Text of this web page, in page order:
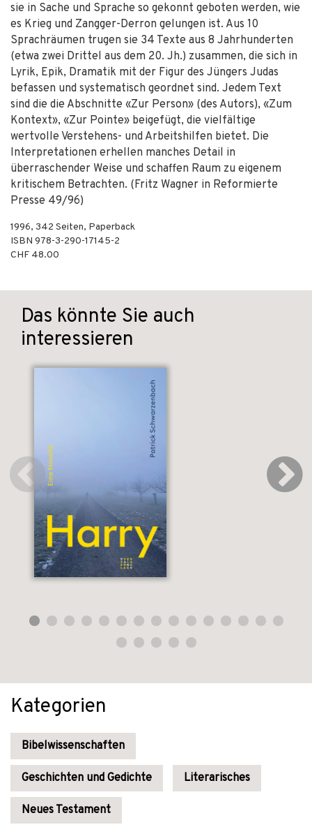
sie in Sache und Sprache so gekonnt geboten werden, wie
es Krieg und Zangger-Derron gelungen ist. Aus 10
Sprachräumen trugen sie 34 Texte aus 8 Jahrhunderten
(etwa zwei Drittel aus dem 20. Jh.) zusammen, die sich in
Lyrik, Epik, Dramatik mit der Figur des Jüngers Judas
befassen und systematisch geordnet sind. Jedem Text
sind die die Abschnitte «Zur Person» (des Autors), «Zum
Kontext», «Zur Pointe» beigefügt, die vielfältige
wertvolle Verstehens- und Arbeitshilfen bietet. Die
Interpretationen erhellen manches Detail in
überraschender Weise und schaffen Raum zu eigenem
kritischem Betrachten. (Fritz Wagner in Reformierte
Presse 49/96)
1996, 342 Seiten, Paperback
ISBN 978-3-290-17145-2
CHF 48.00
Das könnte Sie auch
interessieren
Kategorien
Bibelwissenschaften
Geschichten und Gedichte Literarisches
Neues Testament